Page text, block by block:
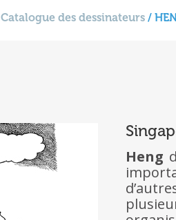
Catalogue des dessinateurs /
Heng